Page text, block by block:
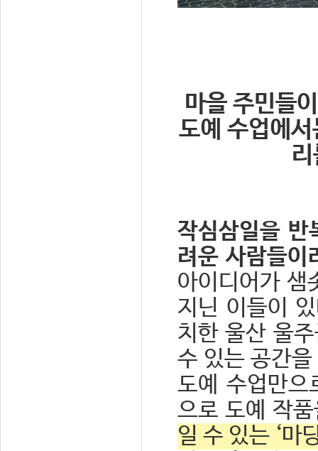
마을 주민들
도예 수업에
작심삼일을 반
려운 사람들
아이디어가 샘
지닌 이들이
치한 울산 울
수 있는 공간
도예 수업만으
으로 도예 작
일 수 있는 ‘마